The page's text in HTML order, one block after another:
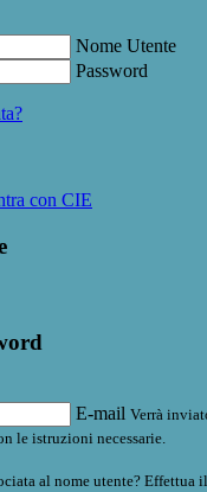
Nome Utente
Password
con CIE
E-mail Verrà
le istruzioni necessarie.
al nome utente? Effettua